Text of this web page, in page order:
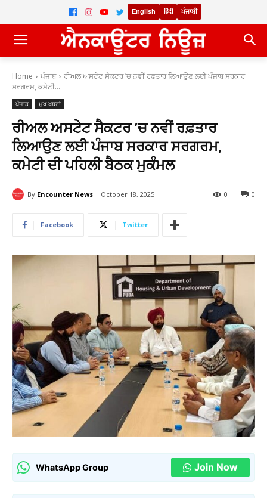
English हिंदी ਪੰਜਾਬੀ
Home ਪੰਜਾਬ
ਰੀਅਲ ਅਸਟੇਟ ਸੈਕਟਰ ’ਚ ਨਵੀਂ ਰਫ਼ਤਾਰ ਲਿਆਉਣ ਲਈ ਪੰਜਾਬ ਸਰਕਾਰ
ਸਰਗਰਮ, ਕਮੇਟੀ...
ਪੰਜਾਬ ਮੁਖ ਖ਼ਬਰਾਂ
ਰੀਅਲ ਅਸਟੇਟ ਸੈਕਟਰ ’ਚ ਨਵੀਂ ਰਫ਼ਤਾਰ
ਲਿਆਉਣ ਲਈ ਪੰਜਾਬ ਸਰਕਾਰ ਸਰਗਰਮ,
ਕਮੇਟੀ ਦੀ ਪਹਿਲੀ ਬੈਠਕ ਮੁਕੰਮਲ
By Encounter News October 18, 2025 0
0
Facebook Twitter
WhatsApp Group Join Now